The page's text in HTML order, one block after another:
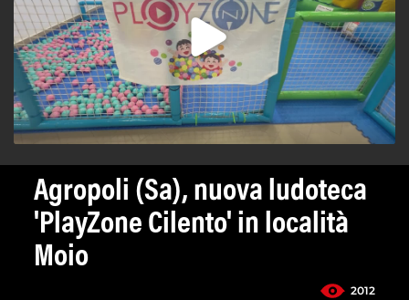
Agropoli (Sa), nuova ludoteca
'PlayZone Cilento' in località
Moio
2012